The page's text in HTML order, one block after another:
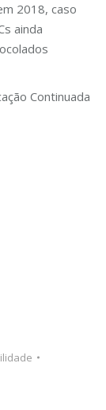
2018, caso
ainda
Continuada